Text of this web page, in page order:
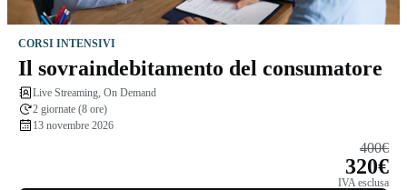
CORSI INTENSIVI
Il sovraindebitamento del consumatore
Live Streaming, On Demand
2 giornate (8 ore)
13 novembre 2026
400€
320€
IVA esclusa